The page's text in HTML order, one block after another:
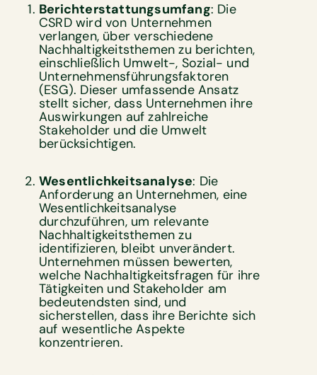
Berichterstattungsumfang: Die
CSRD wird von Unternehmen
verlangen, über verschiedene
Nachhaltigkeitsthemen zu berichten,
einschließlich Umwelt-, Sozial- und
Unternehmensführungsfaktoren
(ESG). Dieser umfassende Ansatz
stellt sicher, dass Unternehmen ihre
Auswirkungen auf zahlreiche
Stakeholder und die Umwelt
berücksichtigen.
Wesentlichkeitsanalyse: Die
Anforderung an Unternehmen, eine
Wesentlichkeitsanalyse
durchzuführen, um relevante
Nachhaltigkeitsthemen zu
identifizieren, bleibt unverändert.
Unternehmen müssen bewerten,
welche Nachhaltigkeitsfragen für ihre
Tätigkeiten und Stakeholder am
bedeutendsten sind, und
sicherstellen, dass ihre Berichte sich
auf wesentliche Aspekte
konzentrieren.